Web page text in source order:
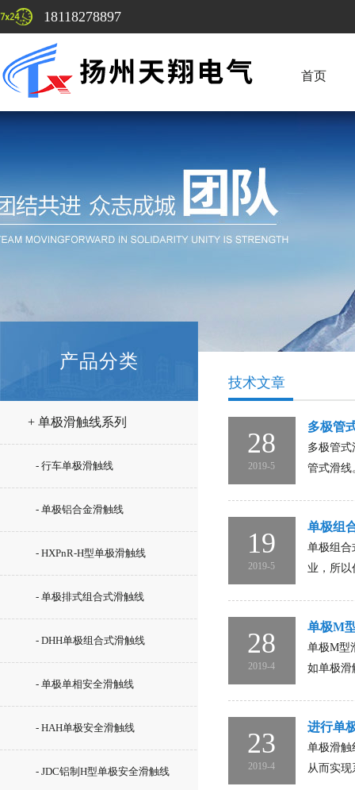
18118278897
首页
产品分类
+ 单极滑触线系列
- 行车单极滑触线
- 单极铝合金滑触线
- HXPnR-H型单极滑触线
- 单极排式组合式滑触线
- DHH单极组合式滑触线
- 单极单相安全滑触线
- HAH单极安全滑触线
- JDC铝制H型单极安全滑触线
技术文章
28
2019-5
多极管
多极管
管式滑线
19
2019-5
单极组
单极组合
业，所
28
2019-4
单极M
单极M型
如单极滑
23
2019-4
进行单
单极滑触
从而实